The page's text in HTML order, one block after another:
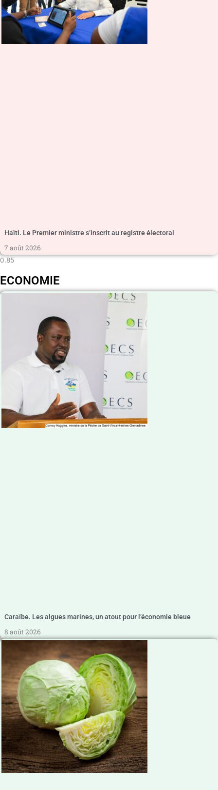
Haïti. Le Premier ministre s’inscrit au registre électoral
7 août 2026
ECONOMIE
Caraïbe. Les algues marines, un atout pour l’économie bleue
8 août 2026